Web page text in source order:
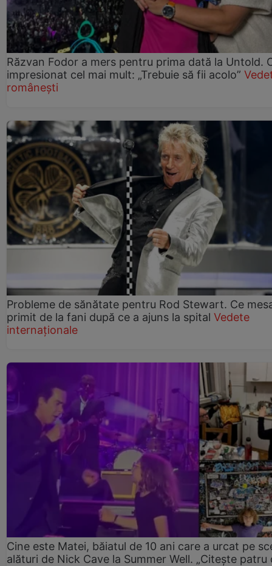
Răzvan Fodor a mers pentru prima dată la Untold.
impresionat cel mai mult: „Trebuie să fii acolo”
românești
Probleme de sănătate pentru Rod Stewart. Ce
primit de la fani după ce a ajuns la spital Vedete
internaționale
Cine este Matei, băiatul de 10 ani care a urcat pe
alături de Nick Cave la Summer Well. „Citește patru